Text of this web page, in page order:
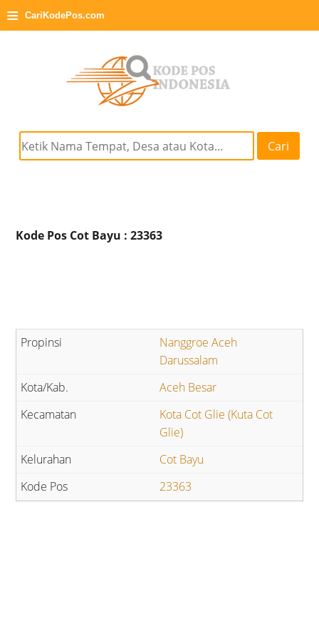
≡ CariKodePos.com
Cari
Kode Pos Cot Bayu : 23363
Nanggroe Aceh
Darussalam
Aceh Besar
Kota Cot Glie (Kuta Cot
Glie)
Cot Bayu
23363